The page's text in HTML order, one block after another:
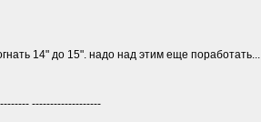
14" до 15". надо над этим еще поработать...
-------------------